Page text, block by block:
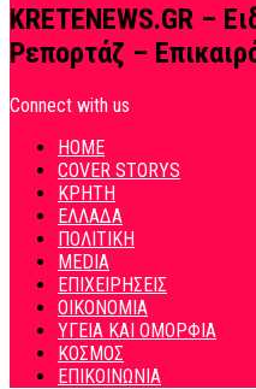
KRETENEWS.GR –
Ρεπορτάζ –
Connect with us
HOME
COVER STORYS
ΚΡΗΤΗ
ΕΛΛΑΔΑ
ΠΟΛΙΤΙΚΗ
MEDIA
ΕΠΙΧΕΙΡΗΣΕΙΣ
ΟΙΚΟΝΟΜΙΑ
ΥΓΕΙΑ ΚΑΙ ΟΜΟΡΦΙΑ
ΚΟΣΜΟΣ
ΕΠΙΚΟΙΝΩΝΙΑ